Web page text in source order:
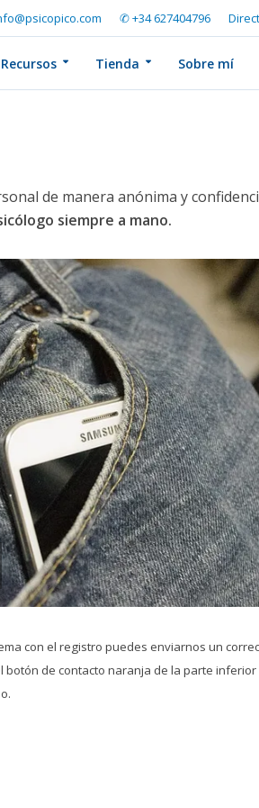
✆ +34 627404796
Recursos Tienda Sobre mí
de manera anónima y
siempre a mano.
con el registro puedes enviarnos un
botón de contacto naranja de la parte